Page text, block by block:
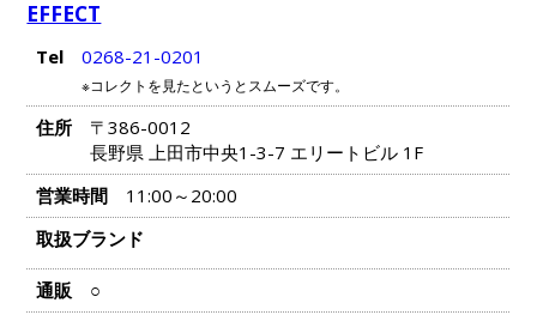
EFFECT
Tel 0268-21-0201
※コレクトを見たというとスムーズです。
住所
〒386-0012
長野県 上田市中央1-3-7 エリートビル 1F
営業時間
11:00～20:00
取扱ブランド
通販
○